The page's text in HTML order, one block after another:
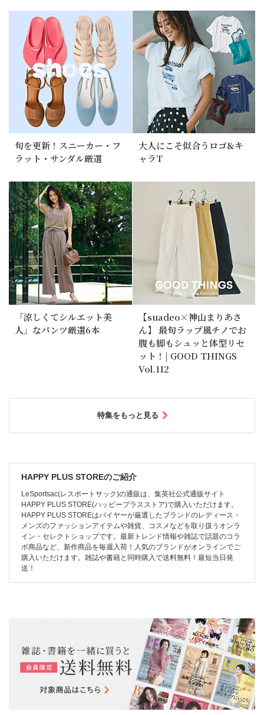
旬を更新！スニーカー・フ
ラット・サンダル厳選
大人にこそ似合うロゴ&キ
ャラT
「涼しくてシルエット美
人」なパンツ厳選6本
【suadeo×神山まりあさ
ん】 最旬ラップ風チノでお
腹も脚もシュッと体型リセ
ット！| GOOD THINGS
Vol.112
特集をもっと見る
HAPPY PLUS STOREのご紹介
LeSportsac(レスポートサック)の通販は、集英社公式通販サイト
HAPPY PLUS STORE(ハッピープラスストア)で購入いただけます。
HAPPY PLUS STOREはバイヤーが厳選したブランドのレディース・
メンズのファッションアイテムや雑貨、コスメなどを取り扱うオンラ
イン・セレクトショップです。最新トレンド情報や雑誌で話題のコラ
ボ商品など、新作商品を毎週入荷！人気のブランドがオンラインでご
購入いただけます。雑誌や書籍と同時購入で送料無料！最短当日発
送！